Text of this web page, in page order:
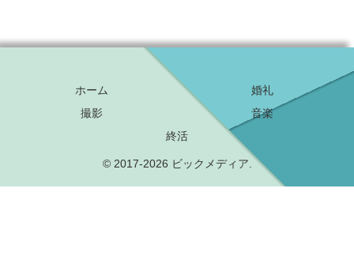
ホーム
婚礼
撮影
音楽
終活
© 2017-2026 ビックメディア.